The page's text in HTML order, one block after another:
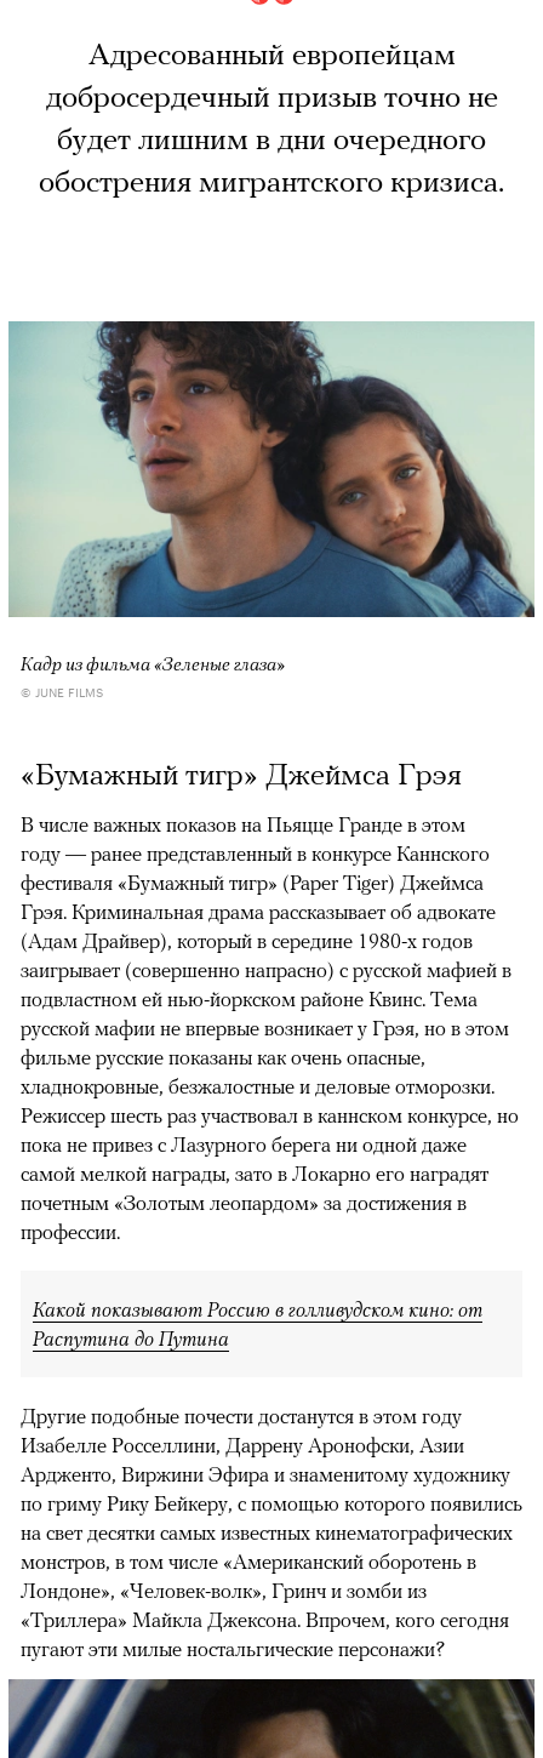
Адресованный европейцам
добросердечный призыв точно не
будет лишним в дни очередного
обострения мигрантского кризиса.
Кадр из фильма «Зеленые глаза»
© JUNE FILMS
«Бумажный тигр» Джеймса Грэя
В числе важных показов на Пьяцце Гранде в этом
году — ранее представленный в конкурсе Каннского
фестиваля «Бумажный тигр» (Paper Tiger) Джеймса
Грэя. Криминальная драма рассказывает об адвокате
(Адам Драйвер), который в середине 1980-х годов
заигрывает (совершенно напрасно) с русской мафией в
подвластном ей нью-йоркском районе Квинс. Тема
русской мафии не впервые возникает у Грэя, но в этом
фильме русские показаны как очень опасные,
хладнокровные, безжалостные и деловые отморозки.
Режиссер шесть раз участвовал в каннском конкурсе, но
пока не привез с Лазурного берега ни одной даже
самой мелкой награды, зато в Локарно его наградят
почетным «Золотым леопардом» за достижения в
профессии.
Какой показывают Россию в голливудском кино: от
Распутина до Путина
Другие подобные почести достанутся в этом году
Изабелле Росселлини, Даррену Аронофски, Азии
Ардженто, Виржини Эфира и знаменитому художнику
по гриму Рику Бейкеру, с помощью которого появились
на свет десятки самых известных кинематографических
монстров, в том числе «Американский оборотень в
Лондоне», «Человек-волк», Гринч и зомби из
«Триллера» Майкла Джексона. Впрочем, кого сегодня
пугают эти милые ностальгические персонажи?